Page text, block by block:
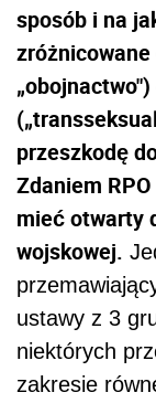
sposób i na
przeszkodę
Zdaniem
mieć otwarty
wojskowej.
ustawy z 3
niektórych
zakresie